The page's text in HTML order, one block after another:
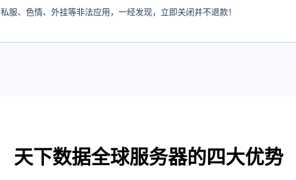
私服、色情、外挂等非法应用，一经发现，立即关闭并不退款！
天下数据全球服务器的四大优势